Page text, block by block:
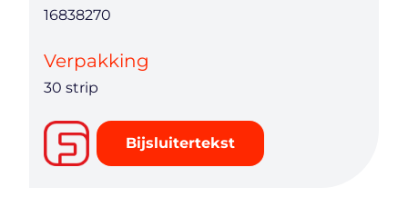
16838270
Verpakking
30 strip
Bijsluitertekst